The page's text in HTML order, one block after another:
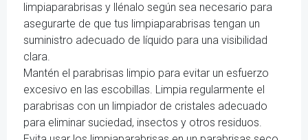
limpiaparabrisas y llénalo según sea necesario para
asegurarte de que tus limpiaparabrisas tengan un
suministro adecuado de líquido para una visibilidad
clara.
Mantén el parabrisas limpio para evitar un esfuerzo
excesivo en las escobillas. Limpia regularmente el
parabrisas con un limpiador de cristales adecuado
para eliminar suciedad, insectos y otros residuos.